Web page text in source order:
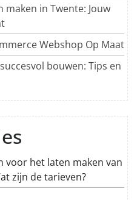
in Twente: Jouw
Webshop Op Maat
bouwen: Tips en
voor het laten maken van
zijn de tarieven?